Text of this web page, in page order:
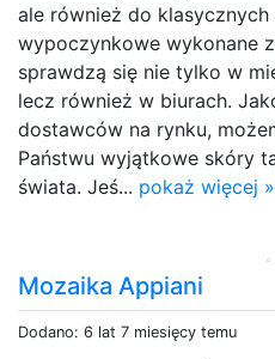
ale również do
wypoczynkowe wykonane
sprawdzą się nie tylko w
lecz również w biurach.
dostawców na rynku,
Państwu wyjątkowe skóry
świata. Jeś... pokaż więcej »
Mozaika Appiani
Dodano: 6 lat 7 miesięcy temu